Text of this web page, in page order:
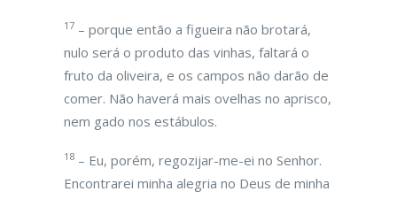
17 – porque então a figueira não brotará,
nulo será o produto das vinhas, faltará o
fruto da oliveira, e os campos não darão de
comer. Não haverá mais ovelhas no aprisco,
nem gado nos estábulos.
18 – Eu, porém, regozijar-me-ei no Senhor.
Encontrarei minha alegria no Deus de minha